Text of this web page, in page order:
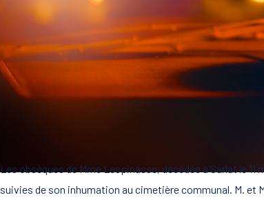
Les obsèques de Mme Lespinasse, décédée à Sarlat le 11
suivies de son inhumation au cimetière communal. M. et